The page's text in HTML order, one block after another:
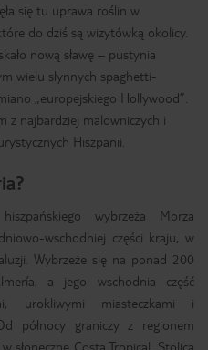
się tu uprawa roślin w
do dziś są wizytówką okolicy.
nową sławę – pustynia
wielu słynnych spaghetti-
„europejskiego Hollywood”.
z najbardziej malowniczych i
Hiszpanii.
wybrzeża Morza
wschodniej części kraju, w
Wybrzeże się na ponad 200
a jego wschodnia część
urokliwymi miasteczkami i
północy graniczy z regionem
słoneczne Costa Tropical. Stolicą